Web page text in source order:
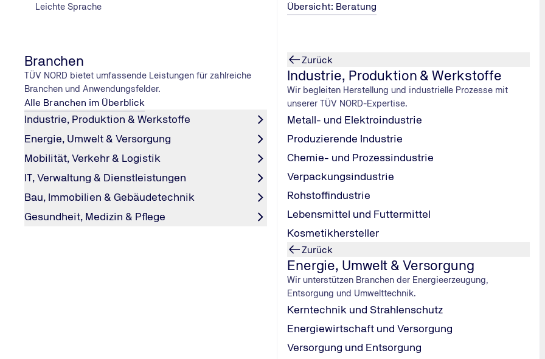
Leichte Sprache
Übersicht: Beratung
Branchen
TÜV NORD bietet umfassende Leistungen für zahlreiche
Branchen und Anwendungsfelder.
Alle Branchen im Überblick
Industrie, Produktion & Werkstoffe
Energie, Umwelt & Versorgung
Mobilität, Verkehr & Logistik
IT, Verwaltung & Dienstleistungen
Bau, Immobilien & Gebäudetechnik
Gesundheit, Medizin & Pflege
Zurück
Industrie, Produktion & Werkstoffe
Wir begleiten Herstellung und industrielle Prozesse mit
unserer TÜV NORD-Expertise.
Metall- und Elektroindustrie
Produzierende Industrie
Chemie- und Prozessindustrie
Verpackungsindustrie
Rohstoffindustrie
Lebensmittel und Futtermittel
Kosmetikhersteller
Zurück
Energie, Umwelt & Versorgung
Wir unterstützen Branchen der Energieerzeugung,
Entsorgung und Umwelttechnik.
Kerntechnik und Strahlenschutz
Energiewirtschaft und Versorgung
Versorgung und Entsorgung
Eignungsuntersuchung für Betriebsbeamte
nach EBO § 47
Für sicherheitsrelevante Aufgaben im Eisenbahnbetrieb: Medizinische
und psychologische Gutachten für Betriebsbeamte durch TÜV NORD
Verantwortung für die Sicherheit von Reisenden, Mitarbeitenden und Infrastruktur